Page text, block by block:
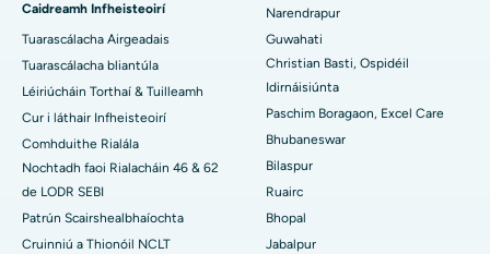
Ospidéal is Fearr i Ramji Nagar, Nellore
An tOspidéal is Fearr san Earnáil-19, Rourkela
An tOspidéal is Fearr i Swargate, Pune
An tOspidéal Ailse is Fearr do Mhná i nDeisceart Delhi
Caidreamh Infheisteoirí
Tuarascálacha Airgeadais
Tuarascálacha bliantúla
Léiriúcháin Torthaí & Tuilleamh
Cur i láthair Infheisteoirí
Comhduithe Rialála
Nochtadh faoi Rialacháin 46 & 62
de LODR SEBI
Patrún Scairshealbhaíochta
Cruinniú a Thionóil NCLT
Narendrapur
Guwahati
Christian Basti, Ospidéil
Idirnáisiúnta
Paschim Boragaon, Excel Care
Bhubaneswar
Bilaspur
Ruairc
Bhopal
Jabalpur